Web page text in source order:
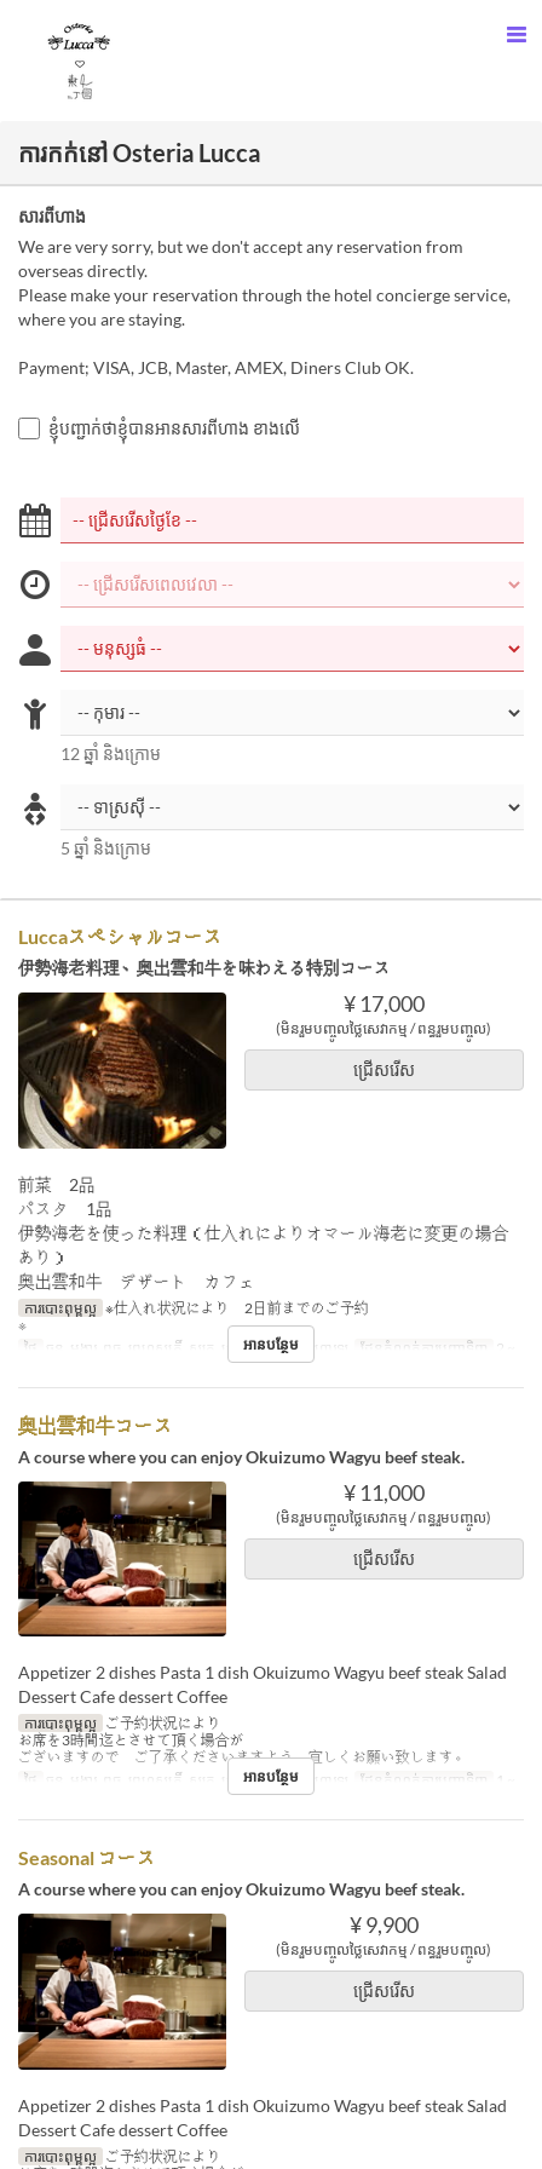
ការកក់នៅ Osteria Lucca
សារពីហាង
We are very sorry, but we don't accept any reservation from
overseas directly.
Please make your reservation through the hotel concierge service,
where you are staying.
Payment; VISA, JCB, Master, AMEX, Diners Club OK.
ខ្ញុំបញ្ជាក់ថាខ្ញុំបានអានសារពីហាង ខាងលើ
12 ឆ្នាំ និងក្រោម
5 ឆ្នាំ និងក្រោម
Luccaスペシャルコース
伊勢海老料理、奥出雲和牛を味わえる特別コース
¥ 17,000
(មិនរួមបញ្ចូលថ្លៃសេវាកម្ម / ពន្ធរួមបញ្ចូល)
ជ្រើសរើស
前菜 2品
パスタ 1品
伊勢海老を使った料理（仕入れによりオマール海老に変更の場合
あり）
奥出雲和牛 デザート カフェ
ការបោះពុម្ពល្អ ※仕入れ状況により 2日前までのご予約
※
ថ្ងៃ
ចន្ទ, អង្គារ, ពុធ, ព្រហស្បតិ៍, សុក្រ, សៅរ៍ អាហារ អាហារឡ ដែនកំណត់ការបញ្ជាទិញ 2 ~
អានបន្ថែម
奥出雲和牛コース
A course where you can enjoy Okuizumo Wagyu beef steak.
¥ 11,000
(មិនរួមបញ្ចូលថ្លៃសេវាកម្ម / ពន្ធរួមបញ្ចូល)
ជ្រើសរើស
Appetizer 2 dishes Pasta 1 dish Okuizumo Wagyu beef steak Salad
Dessert Cafe dessert Coffee
ការបោះពុម្ពល្អ ご予約状況により
お席を3時間迄とさせて頂く場合が
ございますので ご了承くださいますよう 宜しくお願い致します。
ថ្ងៃ
ចន្ទ, អង្គារ, ពុធ, ព្រហស្បតិ៍, សុក្រ, សៅរ៍ អាហារ អាហារឡ ដែនកំណត់ការបញ្ជាទិញ 1 ~
អានបន្ថែម
Seasonal コース
A course where you can enjoy Okuizumo Wagyu beef steak.
¥ 9,900
(មិនរួមបញ្ចូលថ្លៃសេវាកម្ម / ពន្ធរួមបញ្ចូល)
ជ្រើសរើស
Appetizer 2 dishes Pasta 1 dish Okuizumo Wagyu beef steak Salad
Dessert Cafe dessert Coffee
ការបោះពុម្ពល្អ ご予約状況により